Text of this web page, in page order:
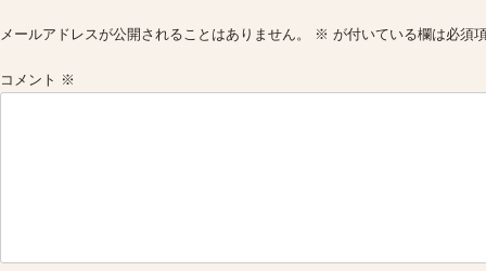
メールアドレスが公開されることはありません。 ※ が付いている欄は必須
コメント ※